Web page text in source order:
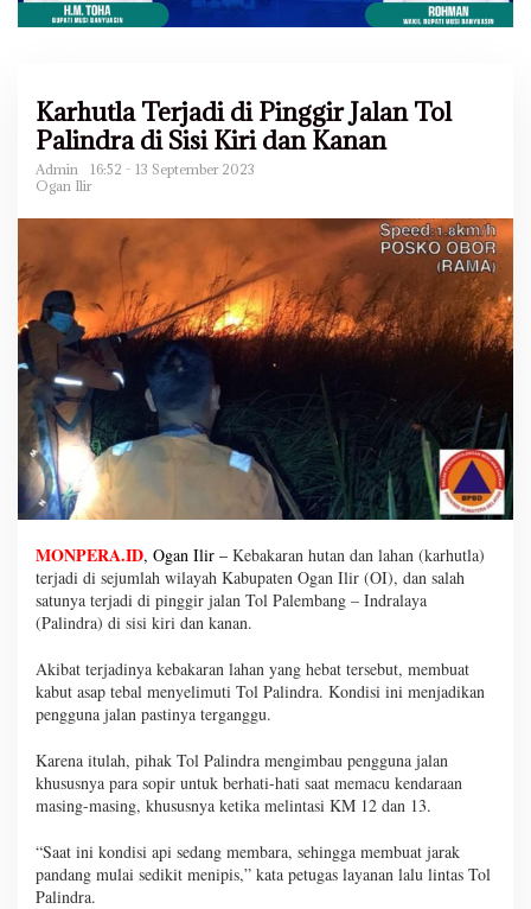
Karhutla Terjadi di Pinggir Jalan Tol
Palindra di Sisi Kiri dan Kanan
Admin
16:52 - 13 September 2023
Ogan Ilir
MONPERA.ID, Ogan Ilir – Kebakaran hutan dan lahan (karhutla)
terjadi di sejumlah wilayah Kabupaten Ogan Ilir (OI), dan salah
satunya terjadi di pinggir jalan Tol Palembang – Indralaya
(Palindra) di sisi kiri dan kanan.
Akibat terjadinya kebakaran lahan yang hebat tersebut, membuat
kabut asap tebal menyelimuti Tol Palindra. Kondisi ini menjadikan
pengguna jalan pastinya terganggu.
Karena itulah, pihak Tol Palindra mengimbau pengguna jalan
khususnya para sopir untuk berhati-hati saat memacu kendaraan
masing-masing, khususnya ketika melintasi KM 12 dan 13.
“Saat ini kondisi api sedang membara, sehingga membuat jarak
pandang mulai sedikit menipis,” kata petugas layanan lalu lintas Tol
Palindra.